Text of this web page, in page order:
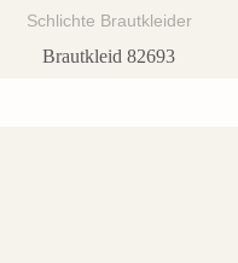
Schlichte Brautkleider
Brautkleid 82693